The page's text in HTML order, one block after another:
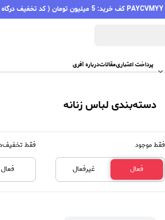
پرداخت اعتباریمقالاتدرباره آفری
دسته‌بندی لباس زنانه
فقط موجود
فعال غیرفعال
فقط
فعال